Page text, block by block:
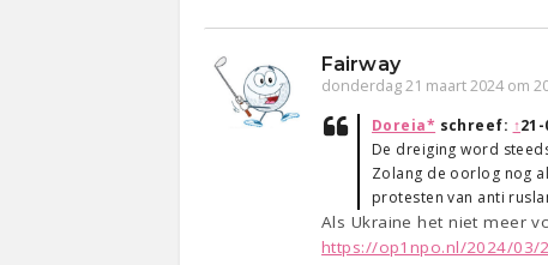
Fairway
donderdag 21 maart 2024 om
Doreia* schreef: ↑
De dreiging word
Zolang de oorlog nog
protesten van anti
Als Ukraine het niet meer
https://op1npo.nl/2024/03/